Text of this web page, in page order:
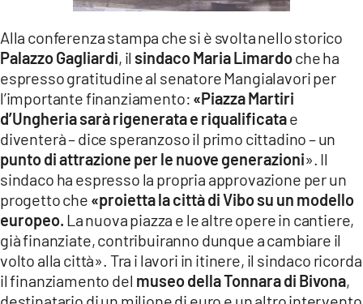
Alla conferenza stampa che si è svolta nello storico
Palazzo Gagliardi, il sindaco Maria Limardoche ha
espresso gratitudine al senatore Mangialavori per
l’importante finanziamento: «Piazza Martiri
d’Ungheria sarà rigenerata e riqualificatae
diventerà – dice speranzoso il primo cittadino – un
punto di attrazione per le nuove generazioni». Il
sindaco ha espresso la propria approvazione per un
progetto che «proietta la città di Vibo su un modello
europeo. La nuova piazza e le altre opere in cantiere,
già finanziate, contribuiranno dunque a cambiare il
volto alla città». Tra i lavori in itinere, il sindaco ricorda
il finanziamento del museo della Tonnara di Bivona,